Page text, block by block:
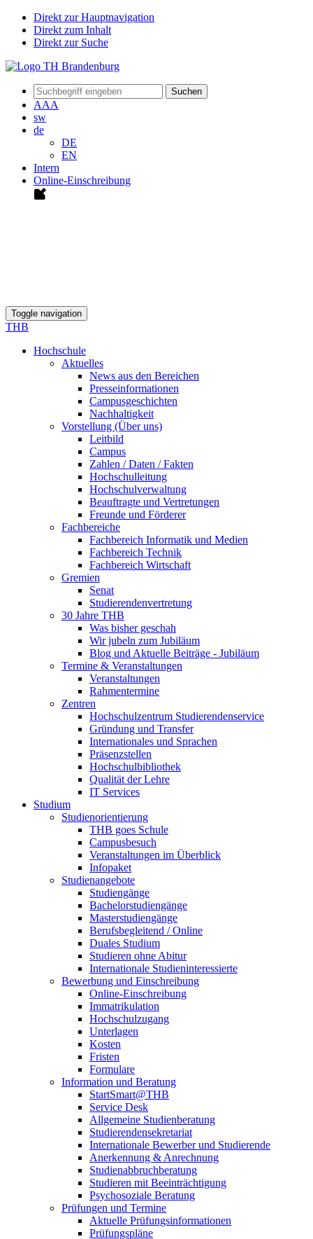
Direkt zur Hauptnavigation
Direkt zum Inhalt
Direkt zur Suche
Suchen
AAA
sw
de
DE
EN
Intern
Online-Einschreibung
Toggle navigation
THB
Hochschule
Aktuelles
News aus den Bereichen
Presseinformationen
Campusgeschichten
Nachhaltigkeit
Vorstellung (Über uns)
Leitbild
Campus
Zahlen / Daten / Fakten
Hochschulleitung
Hochschulverwaltung
Beauftragte und Vertretungen
Freunde und Förderer
Fachbereiche
Fachbereich Informatik und Medien
Fachbereich Technik
Fachbereich Wirtschaft
Gremien
Senat
Studierendenvertretung
30 Jahre THB
Was bisher geschah
Wir jubeln zum Jubiläum
Blog und Aktuelle Beiträge - Jubiläum
Termine & Veranstaltungen
Veranstaltungen
Rahmentermine
Zentren
Hochschulzentrum Studierendenservice
Gründung und Transfer
Internationales und Sprachen
Präsenzstellen
Hochschulbibliothek
Qualität der Lehre
IT Services
Studium
Studienorientierung
THB goes Schule
Campusbesuch
Veranstaltungen im Überblick
Infopaket
Studienangebote
Studiengänge
Bachelorstudiengänge
Masterstudiengänge
Berufsbegleitend / Online
Duales Studium
Studieren ohne Abitur
Internationale Studieninteressierte
Bewerbung und Einschreibung
Online-Einschreibung
Immatrikulation
Hochschulzugang
Unterlagen
Kosten
Fristen
Formulare
Information und Beratung
StartSmart@THB
Service Desk
Allgemeine Studienberatung
Studierendensekretariat
Internationale Bewerber und Studierende
Anerkennung & Anrechnung
Studienabbruchberatung
Studieren mit Beeinträchtigung
Psychosoziale Beratung
Prüfungen und Termine
Aktuelle Prüfungsinformationen
Prüfungspläne